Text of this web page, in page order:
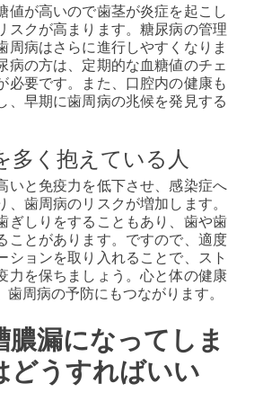
値が高いので歯茎が炎症を起こし
スクが高まります。糖尿病の管理
周病はさらに進行しやすくなりま
病の方は、定期的な血糖値のチェ
必要です。また、口腔内の健康も
、早期に歯周病の兆候を発見する
多く抱えている人
いと免疫力を低下させ、感染症へ
、歯周病のリスクが増加します。
ぎしりをすることもあり、歯や歯
ことがあります。ですので、適度
ションを取り入れることで、スト
力を保ちましょう。心と体の健康
歯周病の予防にもつながります。
膿漏になってしま
どうすればいい